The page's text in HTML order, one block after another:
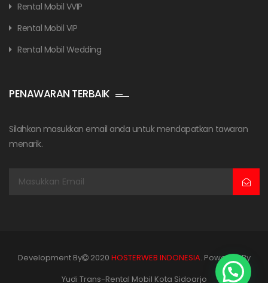
Rental Mobil VVIP
Rental Mobil VIP
Rental Mobil Wedding
PENAWARAN TERBAIK
Silahkan masukkan email anda untuk mendapatkan tawaran
menarik.
Development By 2020 HOSTERWEB INDONESIA. Powered By
Yudi Trans-Rental Mobil Kota Sidoarjo